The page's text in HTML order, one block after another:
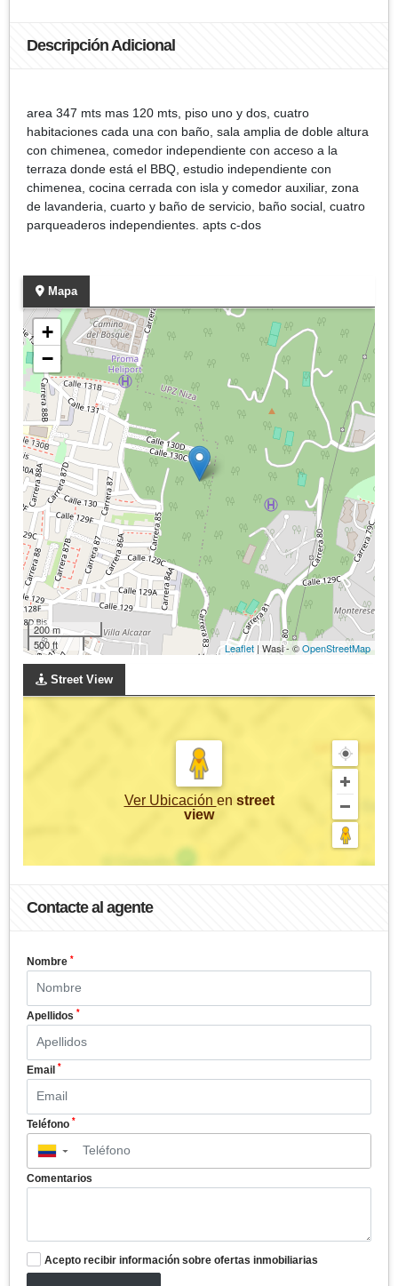
Descripción Adicional
area 347 mts mas 120 mts, piso uno y dos, cuatro
habitaciones cada una con baño, sala amplia de doble altura
con chimenea, comedor independiente con acceso a la
terraza donde está el BBQ, estudio independiente con
chimenea, cocina cerrada con isla y comedor auxiliar, zona
de lavanderia, cuarto y baño de servicio, baño social, cuatro
parqueaderos independientes. apts c-dos
Mapa
+
−
200 m
500 ft
Leaflet | Wasi - ©OpenStreetMap
Street View
Ver Ubicación en street
view
Contacte al agente
Nombre *
Apellidos *
Email *
Teléfono *
▼
Comentarios
Acepto recibir información sobre ofertas inmobiliarias